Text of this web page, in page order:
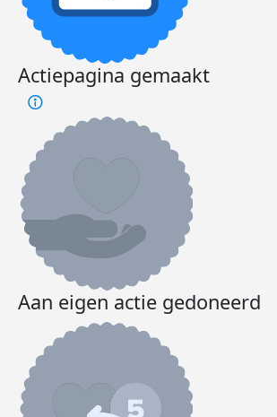
Actiepagina gemaakt
Aan eigen actie gedoneerd